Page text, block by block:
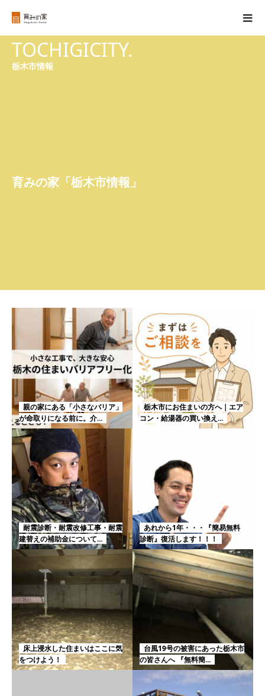
TOCHIGICITY.
栃木市情報
育みの家「栃木市情報」
親の家にある「小さなバリア」
が命取りになる前に。介...
栃木市にお住まいの方へ｜エア
コン・給湯器の買い換え...
耐震診断・耐震改修工事・耐震
建替えの補助金について...
あれから1年・・・『簡易無料
診断』復活します！！！
床上浸水した住まいはここに気
をつけよう！
台風19号の被害にあった栃木市
の皆さんへ 『無料簡...